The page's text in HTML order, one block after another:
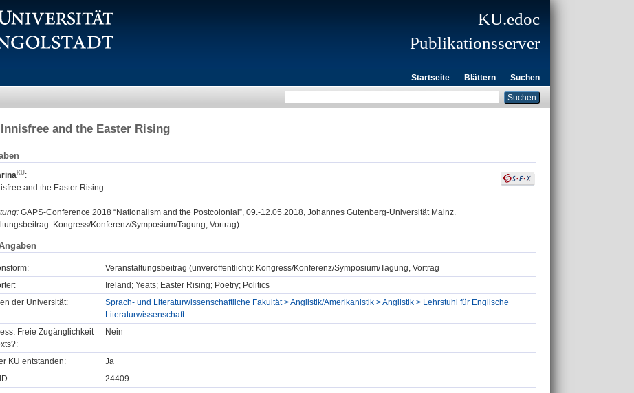
KU.edoc
Publikationsserver
Startseite Blättern Suchen
and the Easter Rising
:
and the Easter Rising.
GAPS-Conference 2018 “Nationalism and the Postcolonial”, 09.-12.05.2018, Johannes Gutenberg-Universität Mainz.
Kongress/Konferenz/Symposium/Tagung, Vortrag)
Veranstaltungsbeitrag (unveröffentlicht): Kongress/Konferenz/Symposium/Tagung, Vortrag
Ireland; Yeats; Easter Rising; Poetry; Politics
der Universität:
Sprach- und Literaturwissenschaftliche Fakultät > Anglistik/Amerikanistik > Anglistik > Lehrstuhl für Englische
Literaturwissenschaft
Freie Zugänglichkeit
Nein
KU entstanden:
Ja
24409